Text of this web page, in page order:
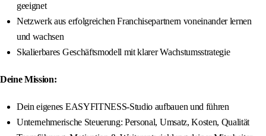
geeignet
Netzwerk aus erfolgreichen Franchisepartnern voneinander lernen
und wachsen
Skalierbares Geschäftsmodell mit klarer Wachstumsstrategie
Deine Mission:
Dein eigenes EASYFITNESS-Studio aufbauen und führen
Unternehmerische Steuerung: Personal, Umsatz, Kosten, Qualität